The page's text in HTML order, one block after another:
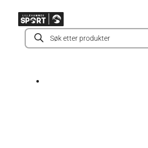
innholdProducts
search